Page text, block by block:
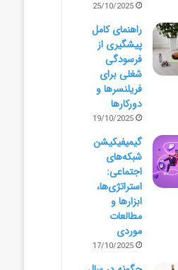
25/10/2025
راهنمای کامل
پیشگیری از
فرسودگی
شغلی برای
فریلنسرها و
دورکارها
19/10/2025
گیمیفیکیشن
شبکه‌های
اجتماعی:
استراتژی‌ها،
ابزارها و
مطالعات
موردی
17/10/2025